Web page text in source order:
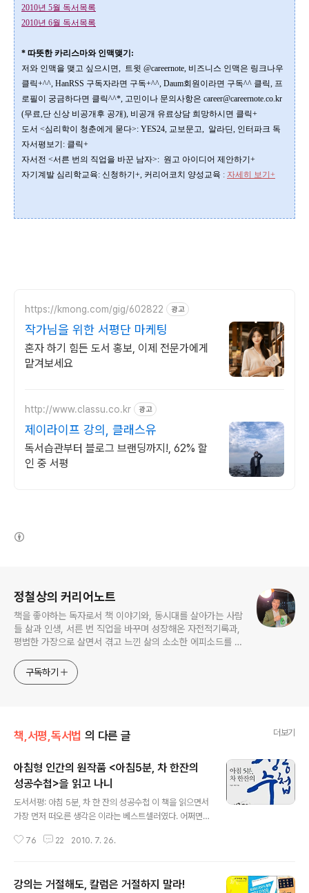
2010년 5월 독서목록
2010년 6월 독서목록
* 따뜻한 카리스마와 인맥맺기:
저와 인맥을 맺고 싶으시면, 트윗 @careernote, 비즈니스 인맥은 링크나우
클릭+^^, HanRSS 구독자라면 구독+^^, Daum회원이라면 구독^^ 클릭, 프
로필이 궁금하다면 클릭^^*, 고민이나 문의사항은 career@careernote.co.kr
(무료,단 신상 비공개후 공개), 비공개 유료상담 희망하시면 클릭+
도서 <심리학이 청춘에게 묻다>: YES24, 교보문고, 알라딘, 인터파크 독
자서평보기: 클릭+
자서전 <서른 번의 직업을 바꾼 남자>: 원고 아이디어 제안하기+
자기계발 심리학교육: 신청하기+, 커리어코치 양성교육 : 자세히 보기+
https://kmong.com/gig/602822 광고
작가님을 위한 서평단 마케팅
혼자 하기 힘든 도서 홍보, 이제 전문가에게
맡겨보세요
http://www.classu.co.kr 광고
제이라이프 강의, 클래스유
독서습관부터 블로그 브랜딩까지!, 62% 할
인 중 서평
정철상의 커리어노트
책을 좋아하는 독자로서 책 이야기와, 동시대를 살아가는 사람
들 삶과 인생, 서른 번 직업을 바꾸며 성장해온 자전적기록과,
평범한 가장으로 살면서 겪고 느낀 삶의 소소한 에피소드를 전
고픈 커리어코치, 유튜브: 정교수의 인생수업
구독하기
책,서평,독서법 의 다른 글 더보기
아침형 인간의 원작품 <아침5분, 차 한잔의
성공수첩>을 읽고 나니
도서서평: 아침 5분, 차 한 잔의 성공수첩 이 책을 읽으면서
가장 먼저 떠오른 생각은 이라는 베스트셀러였다. 어쩌면
각도 든다. 그런데 아침형 인간에 이미 익숙해져버린 한국
이 책 의 정체성이 다소 애매모호하다. 아널드 베넷이라는
76 22 2010. 7. 26.
강의는 거절해도, 칼럼은 거절하지 말라!